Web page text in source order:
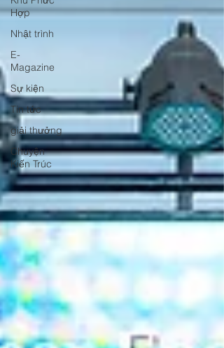
Hợp
Nhật trình
E-
Magazine
Sự kiện
Tin tức
giải thưởng
Chuyện
Kiến Trúc